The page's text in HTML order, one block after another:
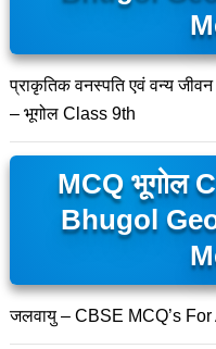
प्राकृतिक वनस्पति एवं वन्य
– भूगोल Class 9th
MCQ भूगोल
Bhugol
जलवायु – CBSE MCQ’s